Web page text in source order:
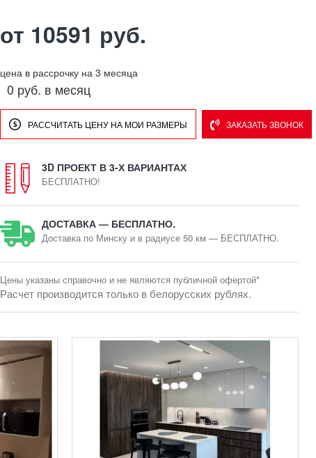
от 10591 руб.
цена в рассрочку на 3 месяца
0 руб. в месяц
РАССЧИТАТЬ ЦЕНУ НА МОИ РАЗМЕРЫ ЗАКАЗАТЬ ЗВОНОК
Цены указаны справочно и не являются публичной офертой*
Расчет производится только в белорусских рублях.
3D ПРОЕКТ В 3-Х ВАРИАНТАХ
БЕСПЛАТНО!
ДОСТАВКА — БЕСПЛАТНО.
Доставка по Минску и в радиусе 50 км — БЕСПЛАТНО.